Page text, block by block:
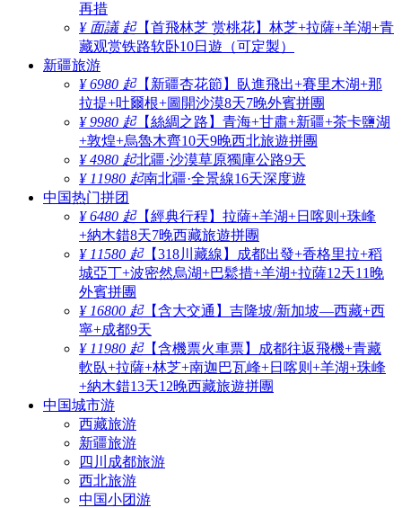
再措
¥ 面議 起【首飛林芝 赏桃花】林芝+拉薩+羊湖+青
藏观赏铁路软卧10日遊（可定製）
新疆旅游
¥ 6980 起【新疆杏花節】臥進飛出+賽里木湖+那
拉提+吐爾根+圖開沙漠8天7晚外賓拼團
¥ 9980 起【絲綢之路】青海+甘肅+新疆+茶卡鹽湖
+敦煌+烏魯木齊10天9晚西北旅遊拼團
¥ 4980 起北疆·沙漠草原獨庫公路9天
¥ 11980 起南北疆·全景線16天深度遊
中国热门拼团
¥ 6480 起【經典行程】拉薩+羊湖+日喀则+珠峰
+納木錯8天7晚西藏旅遊拼團
¥ 11580 起【318川藏線】成都出發+香格里拉+稻
城亞丁+波密然烏湖+巴鬆措+羊湖+拉薩12天11晚
外賓拼團
¥ 16800 起【含大交通】吉隆坡/新加坡—西藏+西
寧+成都9天
¥ 11980 起【含機票火車票】成都往返飛機+青藏
軟臥+拉薩+林芝+南迦巴瓦峰+日喀则+羊湖+珠峰
+納木錯13天12晚西藏旅遊拼團
中国城市游
西藏旅游
新疆旅游
四川成都旅游
西北旅游
中国小团游